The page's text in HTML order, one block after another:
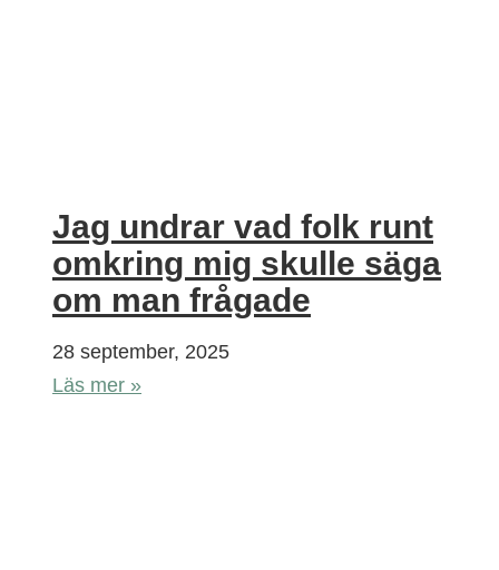
Jag undrar vad folk runt
omkring mig skulle säga
om man frågade
28 september, 2025
Läs mer »